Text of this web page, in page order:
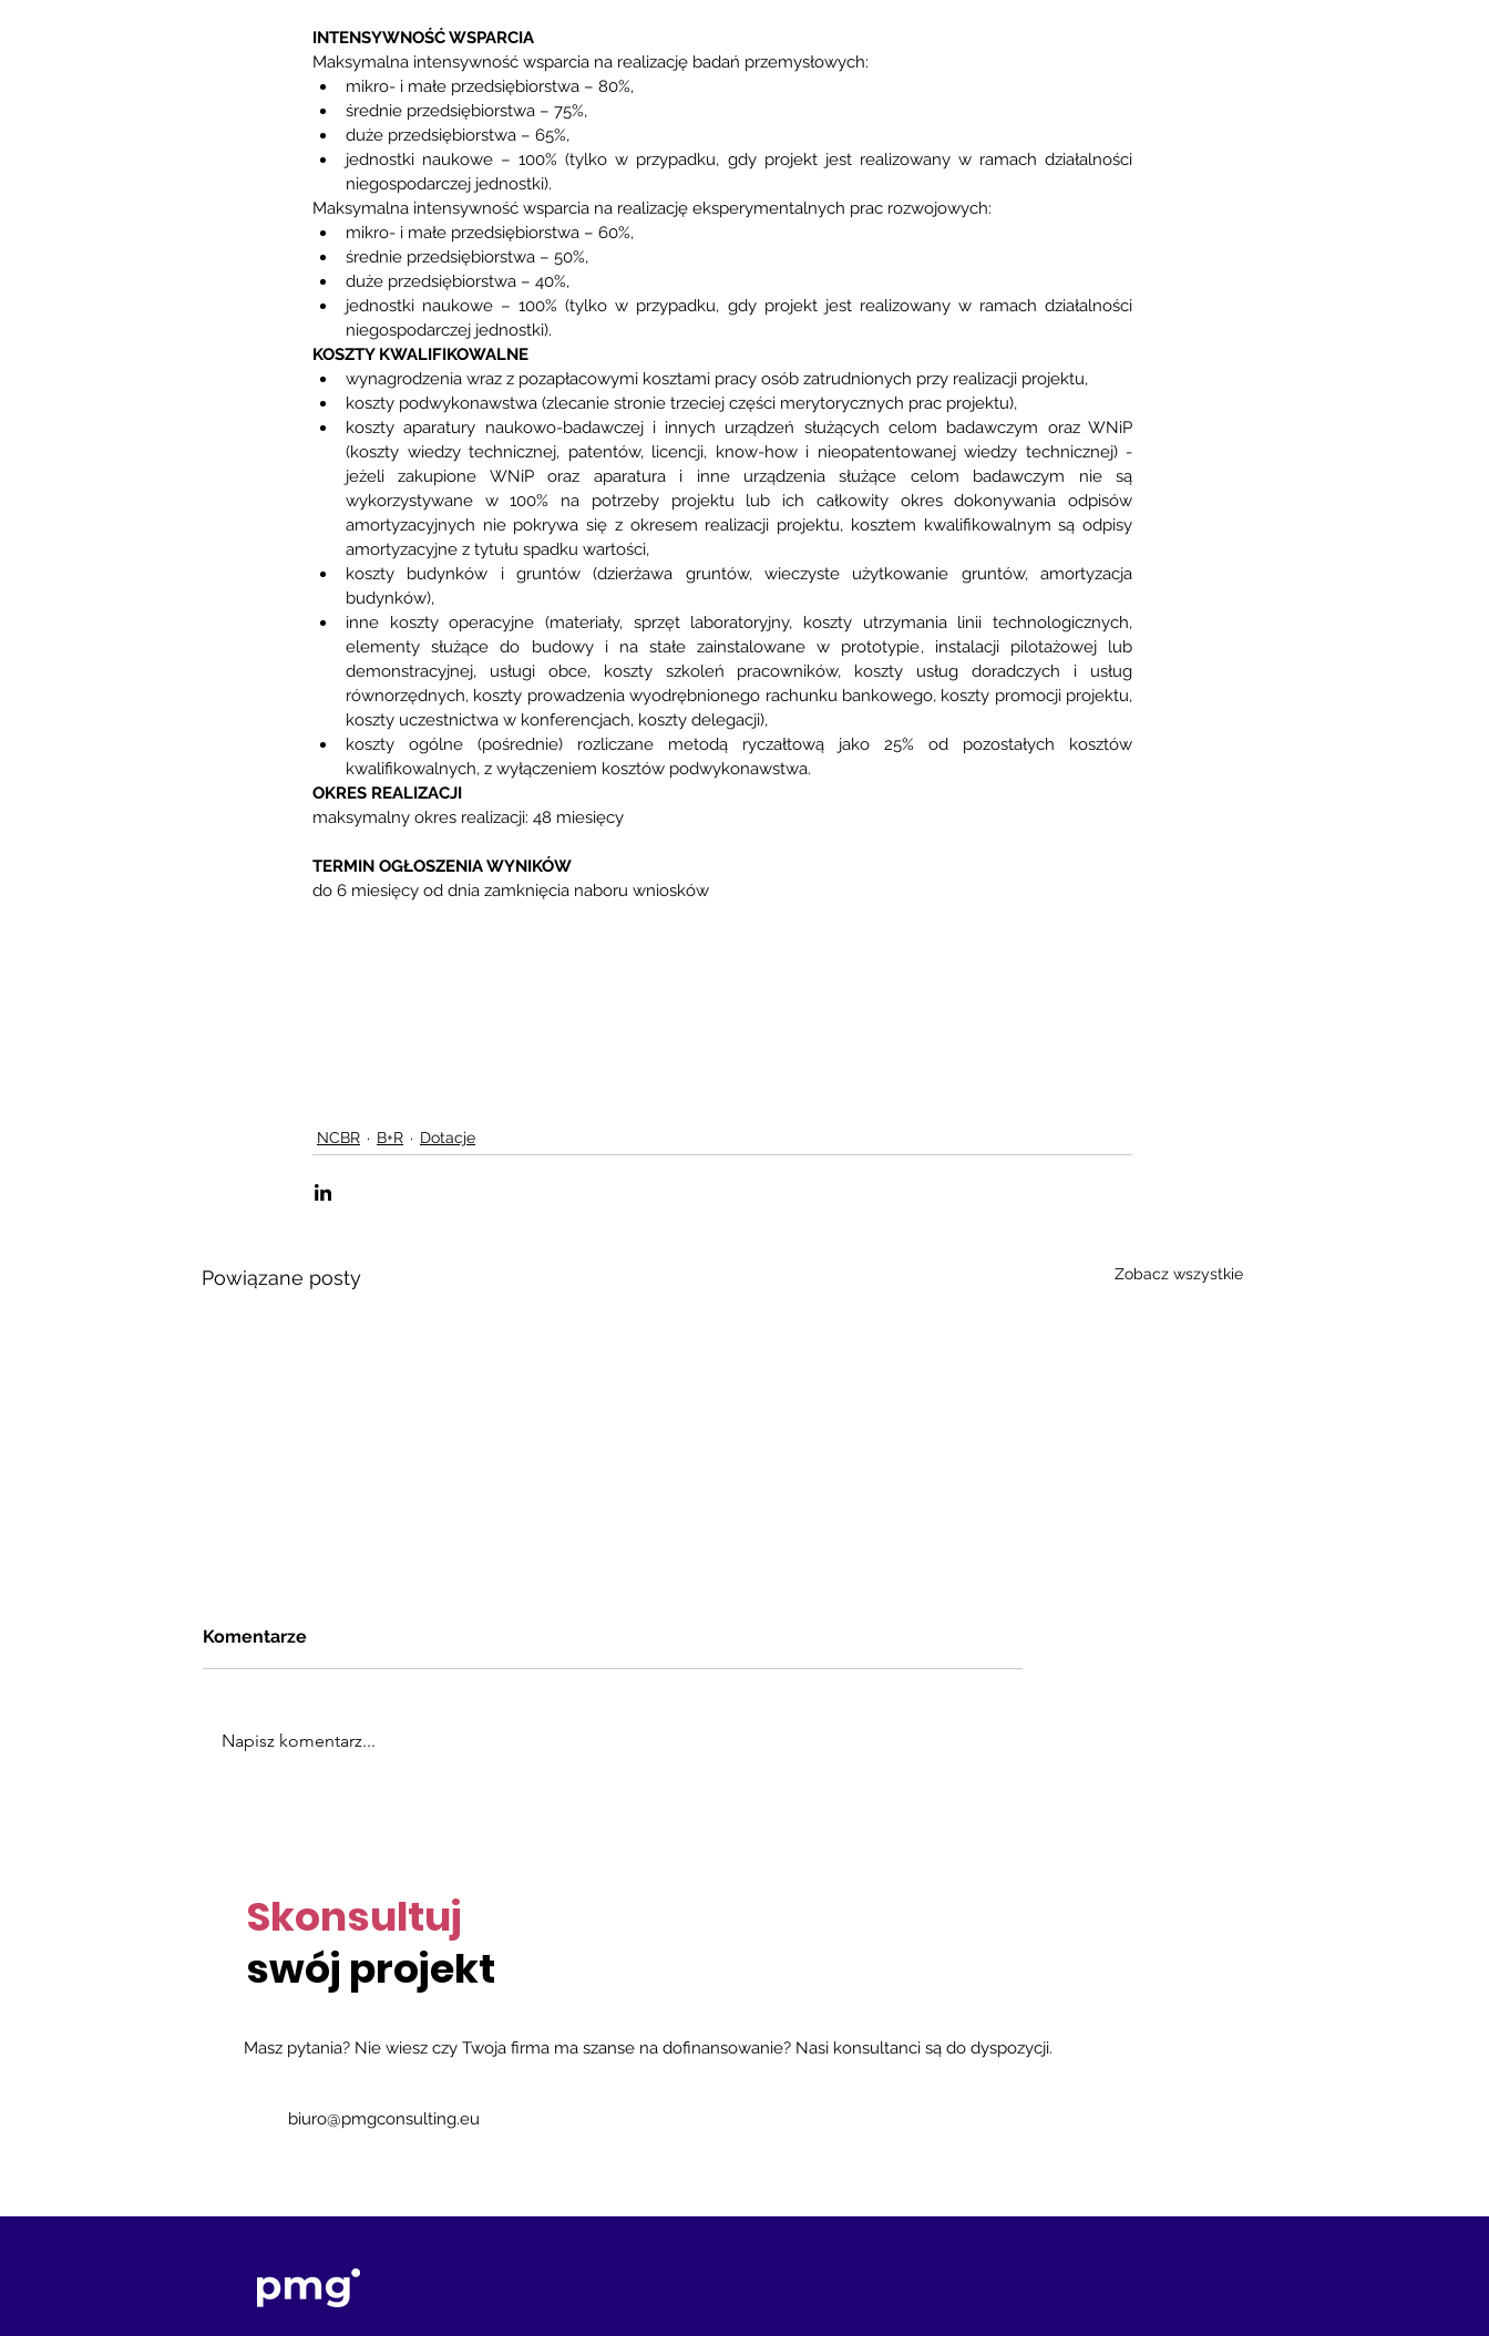
INTENSYWNOŚĆ WSPARCIA
Maksymalna intensywność wsparcia na realizację badań przemysłowych:
mikro- i małe przedsiębiorstwa – 80%,
średnie przedsiębiorstwa – 75%,
duże przedsiębiorstwa – 65%,
jednostki naukowe – 100% (tylko w przypadku, gdy projekt jest realizowany w ramach działalności
niegospodarczej jednostki).
Maksymalna intensywność wsparcia na realizację eksperymentalnych prac rozwojowych:
mikro- i małe przedsiębiorstwa – 60%,
średnie przedsiębiorstwa – 50%,
duże przedsiębiorstwa – 40%,
jednostki naukowe – 100% (tylko w przypadku, gdy projekt jest realizowany w ramach działalności
niegospodarczej jednostki).
KOSZTY KWALIFIKOWALNE
wynagrodzenia wraz z pozapłacowymi kosztami pracy osób zatrudnionych przy realizacji projektu,
koszty podwykonawstwa (zlecanie stronie trzeciej części merytorycznych prac projektu),
koszty aparatury naukowo-badawczej i innych urządzeń służących celom badawczym oraz WNiP
(koszty wiedzy technicznej, patentów, licencji, know-how i nieopatentowanej wiedzy technicznej) -
jeżeli zakupione WNiP oraz aparatura i inne urządzenia służące celom badawczym nie są
wykorzystywane w 100% na potrzeby projektu lub ich całkowity okres dokonywania odpisów
amortyzacyjnych nie pokrywa się z okresem realizacji projektu, kosztem kwalifikowalnym są odpisy
amortyzacyjne z tytułu spadku wartości,
koszty budynków i gruntów (dzierżawa gruntów, wieczyste użytkowanie gruntów, amortyzacja
budynków),
inne koszty operacyjne (materiały, sprzęt laboratoryjny, koszty utrzymania linii technologicznych,
elementy służące do budowy i na stałe zainstalowane w prototypie, instalacji pilotażowej lub
demonstracyjnej, usługi obce, koszty szkoleń pracowników, koszty usług doradczych i usług
równorzędnych, koszty prowadzenia wyodrębnionego rachunku bankowego, koszty promocji projektu,
koszty uczestnictwa w konferencjach, koszty delegacji),
koszty ogólne (pośrednie) rozliczane metodą ryczałtową jako 25% od pozostałych kosztów
kwalifikowalnych, z wyłączeniem kosztów podwykonawstwa.
OKRES REALIZACJI
maksymalny okres realizacji: 48 miesięcy
TERMIN OGŁOSZENIA WYNIKÓW
do 6 miesięcy od dnia zamknięcia naboru wniosków
NCBR B+R Dotacje
Powiązane posty Zobacz wszystkie
Komentarze
Napisz komentarz...
Skonsultuj
swój projekt
Masz pytania? Nie wiesz czy Twoja firma ma szanse na dofinansowanie? Nasi konsultanci są do dyspozycji.
biuro@pmgconsulting.eu